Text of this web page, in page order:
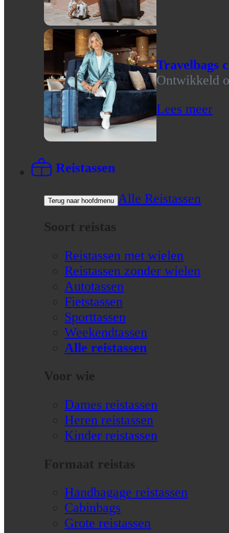
Travelbags
Ontwikkeld
Lees meer
Reistassen
Terug naar hoofdmenu
Alle Reistassen
Soort reistas
Reistassen met wielen
Reistassen zonder wielen
Autotassen
Fietstassen
Sporttassen
Weekendtassen
Alle reistassen
Voor wie
Dames reistassen
Heren reistassen
Kinder reistassen
Formaat reistas
Handbagage reistassen
Cabinbags
Grote reistassen